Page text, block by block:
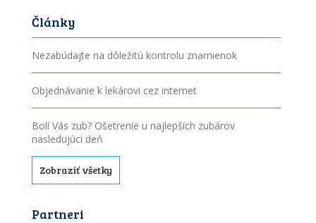
Články
Nezabúdajte na dôležitú kontrolu znamienok
Objednávanie k lekárovi cez internet
Bolí Vás zub? Ošetrenie u najlepších zubárov
nasledujúci deň
Zobraziť všetky
Partneri